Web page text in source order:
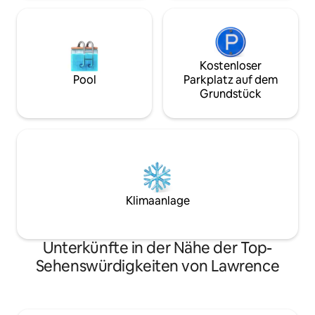
Pool
Kostenloser
Parkplatz auf dem
Grundstück
Klimaanlage
Unterkünfte in der Nähe der Top-
Sehenswürdigkeiten von Lawrence